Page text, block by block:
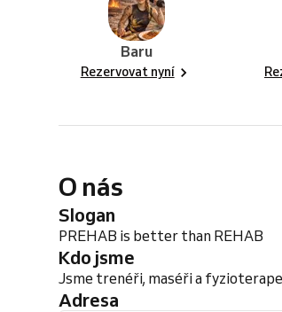
Baru
Rezervovat nyní
O nás
Slogan
PREHAB is better than REHAB
Kdo jsme
Jsme trenéři, maséři a
Adresa